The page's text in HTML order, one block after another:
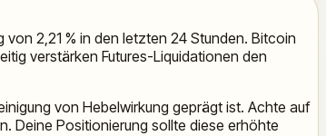
2,21 % in den letzten 24 Stunden. Bitcoin
verstärken Futures-Liquidationen den
von Hebelwirkung geprägt ist. Achte auf
Deine Positionierung sollte diese erhöhte